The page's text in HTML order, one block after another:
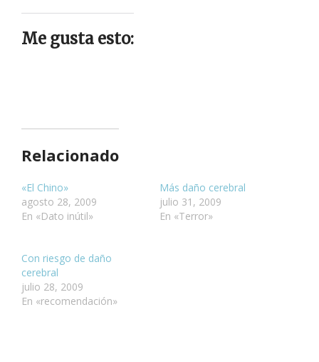
Me gusta esto:
Relacionado
«El Chino»
agosto 28, 2009
En «Dato inútil»
Más daño cerebral
julio 31, 2009
En «Terror»
Con riesgo de daño
cerebral
julio 28, 2009
En «recomendación»